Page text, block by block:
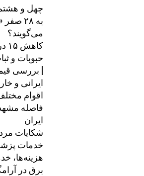
چهل و
به ۲۸
می‌گویند؟
حبوبات و
| بررسی
ایرانی و
اقوام
فاصله
ایران
شکایات
خدمات
هزینه‌ها،
برق در